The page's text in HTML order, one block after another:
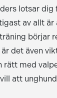
lotsar dig
av allt är
börjar
det även
rätt med
att